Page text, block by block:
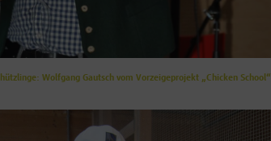
Wolfgang Gautsch vom Vorzeigeprojekt „Chicken School“